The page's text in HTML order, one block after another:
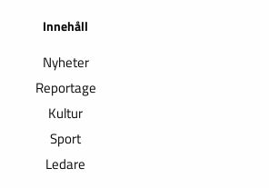
Innehåll
Nyheter
Reportage
Kultur
Sport
Ledare